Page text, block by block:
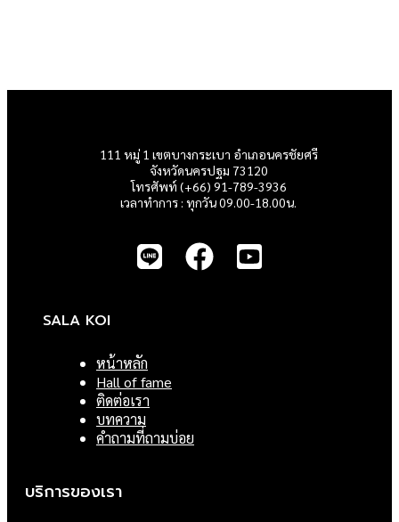
111 หมู่ 1 เขตบางกระเบา อำเภอนครชัยศรี
จังหวัดนครปฐม 73120
โทรศัพท์ (+66) 91-789-3936
เวลาทำการ : ทุกวัน 09.00-18.00น.
SALA KOI
หน้าหลัก
Hall of fame
ติดต่อเรา
บทความ
คำถามที่ถามบ่อย
บริการของเรา